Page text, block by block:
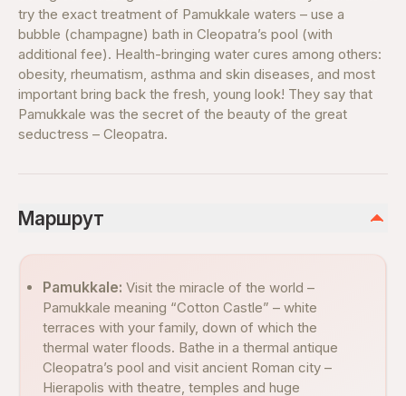
try the exact treatment of Pamukkale waters – use a
bubble (champagne) bath in Cleopatra’s pool (with
additional fee). Health-bringing water cures among others:
obesity, rheumatism, asthma and skin diseases, and most
important bring back the fresh, young look! They say that
Pamukkale was the secret of the beauty of the great
seductress – Cleopatra.
Маршрут
Pamukkale: Visit the miracle of the world –
Pamukkale meaning “Cotton Castle” – white
terraces with your family, down of which the
thermal water floods. Bathe in a thermal antique
Cleopatra’s pool and visit ancient Roman city –
Hierapolis with theatre, temples and huge